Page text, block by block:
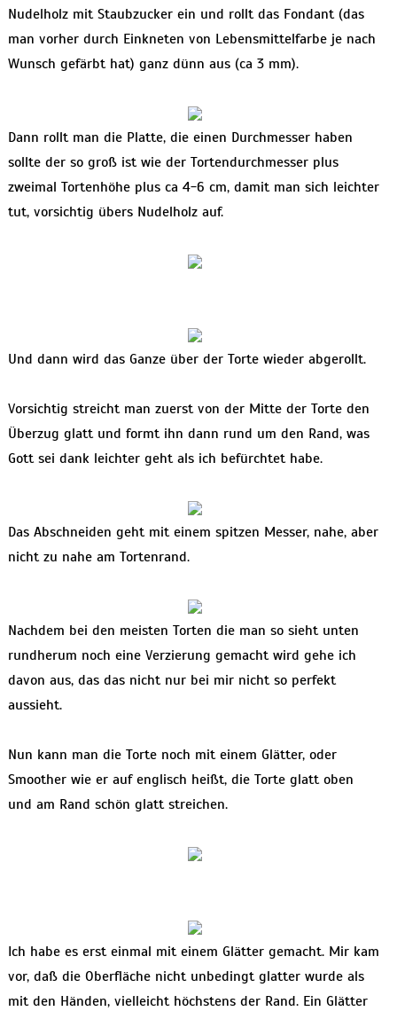
Nudelholz mit Staubzucker ein und rollt das Fondant (das
man vorher durch Einkneten von Lebensmittelfarbe je nach
Wunsch gefärbt hat) ganz dünn aus (ca 3 mm).
Dann rollt man die Platte, die einen Durchmesser haben
sollte der so groß ist wie der Tortendurchmesser plus
zweimal Tortenhöhe plus ca 4-6 cm, damit man sich leichter
tut, vorsichtig übers Nudelholz auf.
Und dann wird das Ganze über der Torte wieder abgerollt.
Vorsichtig streicht man zuerst von der Mitte der Torte den
Überzug glatt und formt ihn dann rund um den Rand, was
Gott sei dank leichter geht als ich befürchtet habe.
Das Abschneiden geht mit einem spitzen Messer, nahe, aber
nicht zu nahe am Tortenrand.
Nachdem bei den meisten Torten die man so sieht unten
rundherum noch eine Verzierung gemacht wird gehe ich
davon aus, das das nicht nur bei mir nicht so perfekt
aussieht.
Nun kann man die Torte noch mit einem Glätter, oder
Smoother wie er auf englisch heißt, die Torte glatt oben
und am Rand schön glatt streichen.
Ich habe es erst einmal mit einem Glätter gemacht. Mir kam
vor, daß die Oberfläche nicht unbedingt glatter wurde als
mit den Händen, vielleicht höchstens der Rand. Ein Glätter